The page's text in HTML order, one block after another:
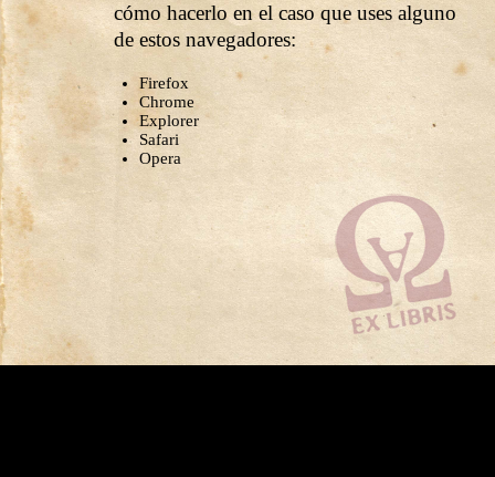
cómo hacerlo en el caso que uses alguno
de estos navegadores:
Firefox
Chrome
Explorer
Safari
Opera